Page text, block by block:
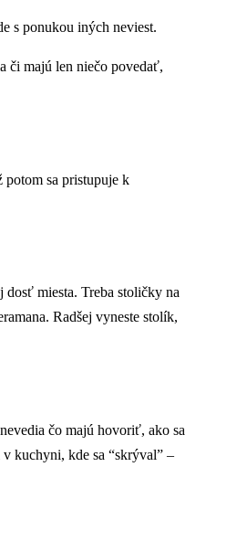
s ponukou iných neviest.
či majú len niečo povedať,
sa pristupuje k
dosť miesta. Treba stoličky na
Radšej vyneste stolík,
čo majú hovoriť, ako sa
kuchyni, kde sa “skrýval” –